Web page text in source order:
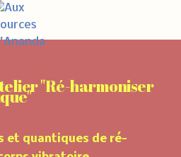
"Ré-harmoniser
et quantiques de ré-